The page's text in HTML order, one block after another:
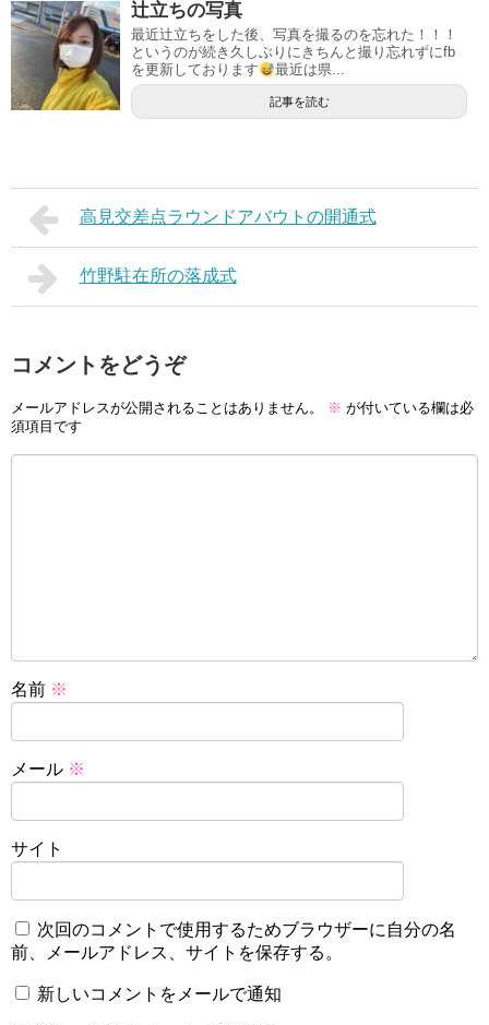
辻立ちの写真
最近辻立ちをした後、写真を撮るのを忘れた！！！
というのが続き久しぶりにきちんと撮り忘れずにfb
を更新しております
最近は県...
記事を読む
高見交差点ラウンドアバウトの開通式
竹野駐在所の落成式
コメントをどうぞ
メールアドレスが公開されることはありません。 ※ が付いている欄は必
須項目です
名前 ※
メール ※
サイト
次回のコメントで使用するためブラウザーに自分の名
前、メールアドレス、サイトを保存する。
新しいコメントをメールで通知